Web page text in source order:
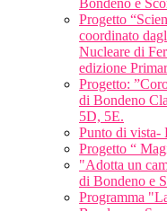
Bondeno e
Progetto
coordinato
Nucleare di
edizione
Progetto:
di Bondeno
5D, 5E.
Punto di vista-
Progetto “
"Adotta un
di Bondeno e
Programma